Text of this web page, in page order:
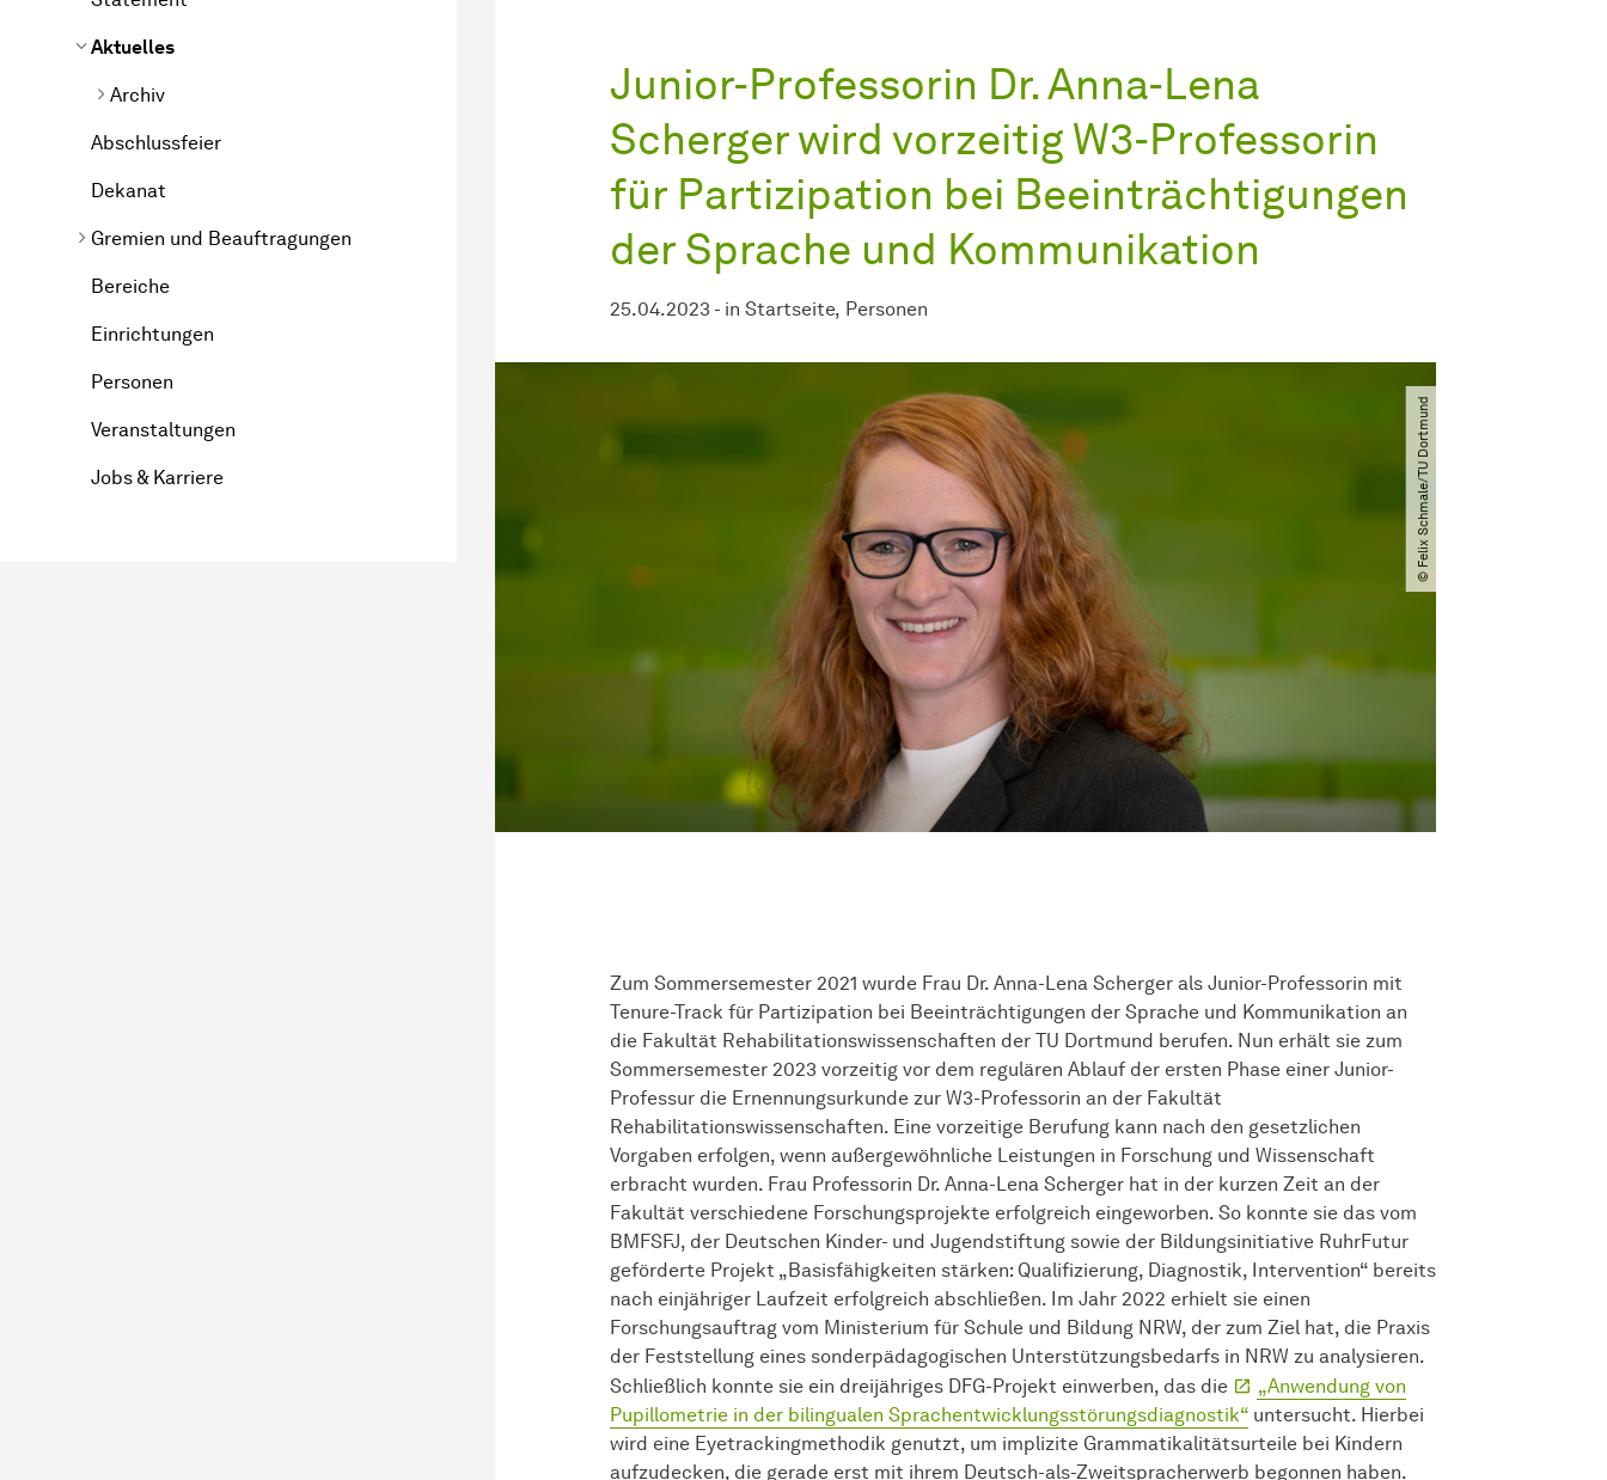
Aktuelles
Archiv
Abschlussfeier
Dekanat
Gremien und Beauftragungen
Bereiche
Einrichtungen
Personen
Veranstaltungen
Jobs & Karriere
Junior-Professorin Dr. Anna-Lena
Scherger wird vorzeitig W3-Professorin
für Partizipation bei Beeinträchtigungen
der Sprache und Kommunikation
25.04.2023 - in Startseite Personen
© Felix Schmale​/​TU Dortmund
Zum Sommersemester 2021 wurde Frau Dr. Anna-Lena Scherger als Junior-Professorin mit
Tenure-Track für Partizipation bei Beeinträchtigungen der Sprache und Kommunikation an
die Fakultät Rehabilitationswissenschaften der TU Dortmund berufen. Nun erhält sie zum
Sommersemester 2023 vorzeitig vor dem regulären Ablauf der ersten Phase einer Junior-
Professur die Ernennungsurkunde zur W3-Professorin an der Fakultät
Rehabilitationswissenschaften. Eine vorzeitige Berufung kann nach den gesetzlichen
Vorgaben erfolgen, wenn außergewöhnliche Leistungen in Forschung und Wissenschaft
erbracht wurden. Frau Professorin Dr. Anna-Lena Scherger hat in der kurzen Zeit an der
Fakultät verschiedene Forschungsprojekte erfolgreich eingeworben. So konnte sie das vom
BMFSFJ, der Deutschen Kinder- und Jugendstiftung sowie der Bildungsinitiative RuhrFutur
geförderte Projekt „Basisfähigkeiten stärken: Qualifizierung, Diagnostik, Intervention“ bereits
nach einjähriger Laufzeit erfolgreich abschließen. Im Jahr 2022 erhielt sie einen
Forschungsauftrag vom Ministerium für Schule und Bildung NRW, der zum Ziel hat, die Praxis
der Feststellung eines sonderpädagogischen Unterstützungsbedarfs in NRW zu analysieren.
Schließlich konnte sie ein dreijähriges DFG-Projekt einwerben, das die
„Anwendung von
Pupillometrie in der bilingualen Sprachentwicklungsstörungsdiagnostik“ untersucht. Hierbei
wird eine Eyetrackingmethodik genutzt, um implizite Grammatikalitätsurteile bei Kindern
aufzudecken, die gerade erst mit ihrem Deutsch-als-Zweitspracherwerb begonnen haben.